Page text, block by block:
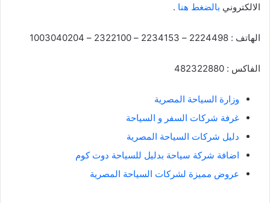
الالكتروني بالضغط هنا .
الهاتف : 2224498 – 2234153 – 2322100 – 1003040204
الفاكس : 482322880
وزارة السياحة المصرية
غرفة شركات السفر و السياحة
دليل شركات السياحة المصرية
اضافة شركة سياحة بدليل للسياحة دوت كوم
عروض مميزة لشركات السياحة المصرية